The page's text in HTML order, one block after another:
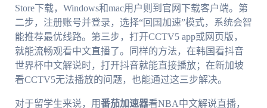
Store下载，Windows和mac用户则到官网下载客户端。第
二步，注册账号并登录，选择“回国加速”模式，系统会智
能推荐最优线路。第三步，打开CCTV5 app或网页版，
就能流畅观看中文直播了。同样的方法，在韩国看抖音
世界杯中文解说时，打开抖音就能直接播放；在新加坡
看CCTV5无法播放的问题，也能通过这三步解决。
对于留学生来说，用番茄加速器看NBA中文解说直播，